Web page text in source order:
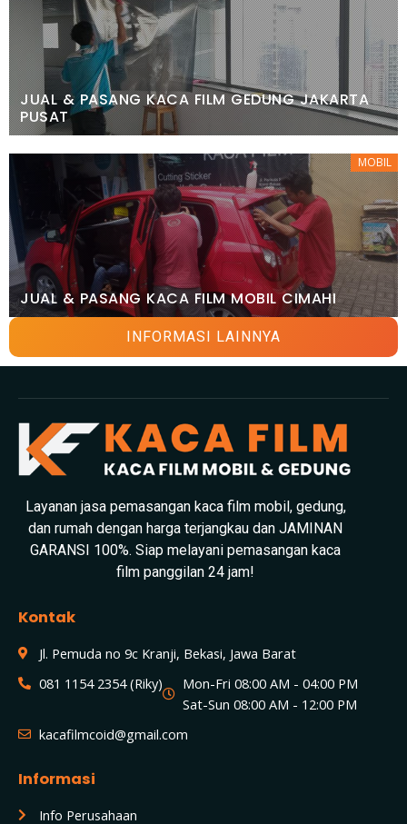
JUAL & PASANG KACA FILM GEDUNG JAKARTA
PUSAT
MOBIL
JUAL & PASANG KACA FILM MOBIL CIMAHI
INFORMASI LAINNYA
Layanan jasa pemasangan kaca film mobil, gedung,
dan rumah dengan harga terjangkau dan JAMINAN
GARANSI 100%. Siap melayani pemasangan kaca
film panggilan 24 jam!
Kontak
Jl. Pemuda no 9c Kranji, Bekasi, Jawa Barat
081 1154 2354 (Riky)
Mon-Fri 08:00 AM - 04:00 PM
Sat-Sun 08:00 AM - 12:00 PM
kacafilmcoid@gmail.com
Informasi
Info Perusahaan